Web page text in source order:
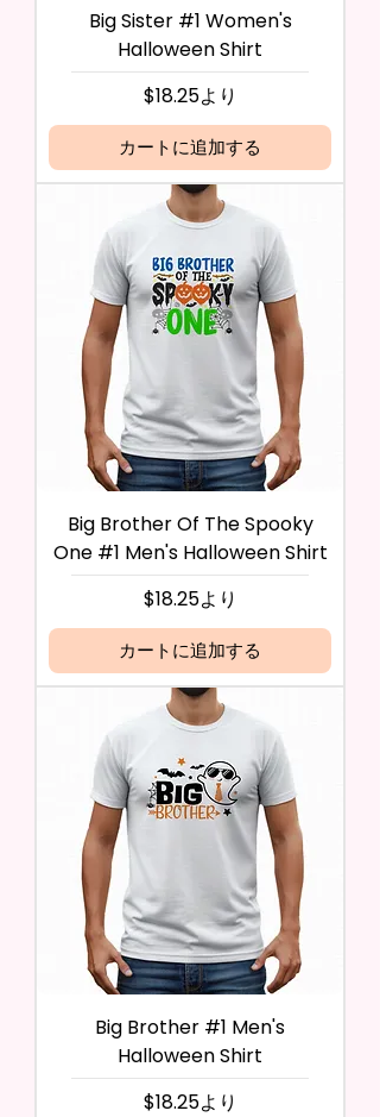
Big Sister #1 Women's
Halloween Shirt
$18.25より
セール価格
カートに追加する
Big Brother Of The Spooky
One #1 Men's Halloween Shirt
$18.25より
セール価格
カートに追加する
Big Brother #1 Men's
Halloween Shirt
$18.25より
セール価格